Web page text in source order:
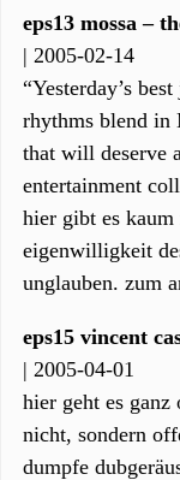
eps13 mossa –
| 2005-02-14
“Yesterday’s
rhythms blend in
that will deserve
entertainment
hier gibt es
eigenwilligkeit
unglauben. zum
eps15 vincent
| 2005-04-01
hier geht es
nicht, sondern
dumpfe